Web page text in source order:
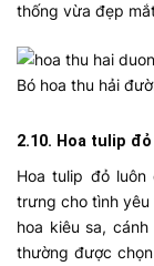
thống vừa đẹp
Bó hoa thu hải
2.10. Hoa tulip đỏ
Hoa tulip đỏ
trưng cho tình
hoa kiêu sa,
thường được